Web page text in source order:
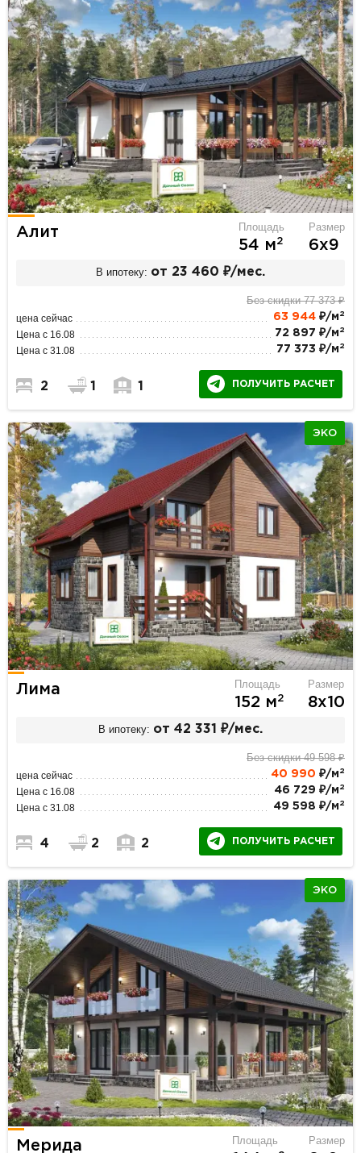
Алит Площадь
54 м2
Размер
6х9
В ипотеку: от 23 460 ₽/мес.
Без скидки 77 373 ₽
цена сейчас 63 944₽/м 2
Цена с 16.08 72 897 ₽/м 2
Цена с 31.08 77 373 ₽/м 2
2 1 1 ПОЛУЧИТЬ РАСЧЕТ
ЭКО
Лима Площадь
152 м2
Размер
8х10
В ипотеку: от 42 331 ₽/мес.
Без скидки 49 598 ₽
цена сейчас 40 990 ₽/м 2
Цена с 16.08 46 729 ₽/м 2
Цена с 31.08 49 598 ₽/м 2
4 2 2 ПОЛУЧИТЬ РАСЧЕТ
ЭКО
Мерида Площадь Размер